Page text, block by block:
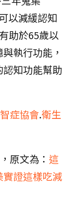
以減緩認知
助於65歲以
執行功能，
知功能幫助
症協會.衛生
原文為： 這
證這樣吃減